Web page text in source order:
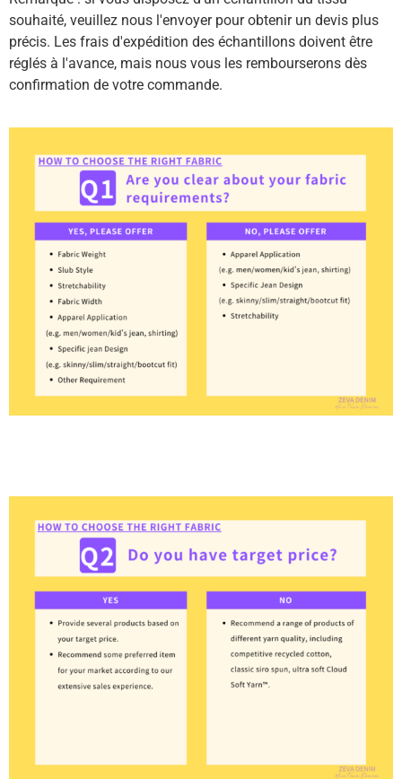
souhaité, veuillez nous l'envoyer pour obtenir un devis plus
précis. Les frais d'expédition des échantillons doivent être
réglés à l'avance, mais nous vous les rembourserons dès
confirmation de votre commande.